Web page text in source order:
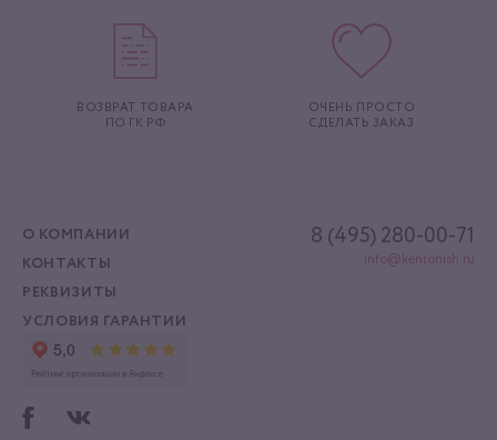
ВОЗВРАТ ТОВАРА
ПО ГК РФ
ОЧЕНЬ ПРОСТО
СДЕЛАТЬ ЗАКАЗ
О КОМПАНИИ
КОНТАКТЫ
РЕКВИЗИТЫ
УСЛОВИЯ ГАРАНТИИ
8 (495) 280-00-71
info@kentonish.ru